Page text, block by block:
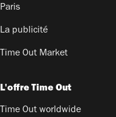
Paris
La publicité
Time Out Market
L'offre Time Out
Time Out worldwide